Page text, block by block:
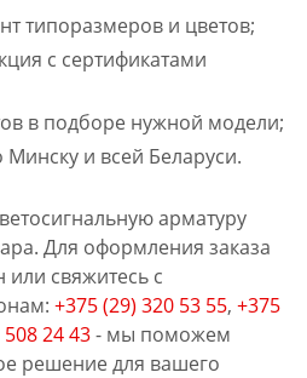
типоразмеров и цветов;
с сертификатами
в подборе нужной модели;
Минску и всей Беларуси.
арматуру
Для оформления заказа
или свяжитесь с
+375 (29) 320 53 55, +375
24 43- мы поможем
решение для вашего